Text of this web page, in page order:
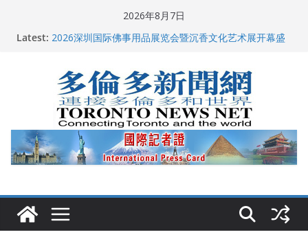
2026年8月7日
Latest: 2026深圳国际佛事用品展览会暨沉香文化艺术展开幕盛
特朗普称加拿大“不友善”并批评其领导层 卡尼：谈判事
关加拿大就业
2026加拿大青少年儿童绘画比赛颁奖典礼多伦多举行
龚晓华参加多伦多骄傲大游行 与市民分享竞选理念